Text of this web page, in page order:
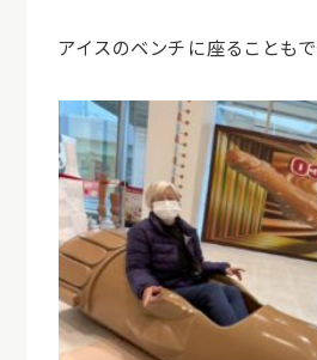
アイスのベンチに座ることもで